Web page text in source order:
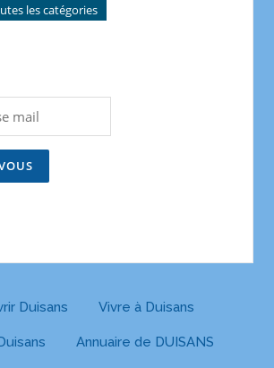
les catégories
Duisans Vivre à Duisans
Annuaire de DUISANS